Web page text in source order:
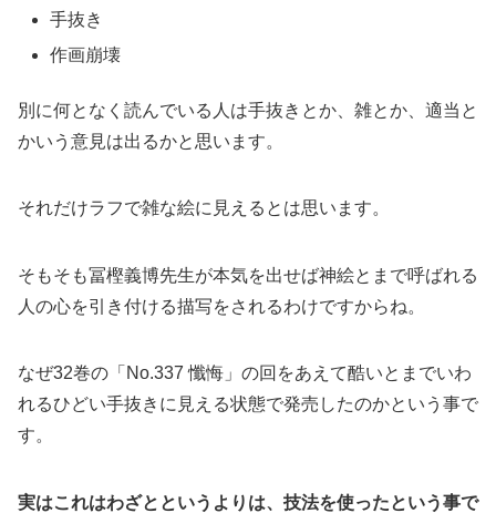
手抜き
作画崩壊
別に何となく読んでいる人は手抜きとか、雑とか、適当と
かいう意見は出るかと思います。
それだけラフで雑な絵に見えるとは思います。
そもそも冨樫義博先生が本気を出せば神絵とまで呼ばれる
人の心を引き付ける描写をされるわけですからね。
なぜ32巻の「No.337 懺悔」の回をあえて酷いとまでいわ
れるひどい手抜きに見える状態で発売したのかという事で
す。
実はこれはわざとというよりは、技法を使ったという事で